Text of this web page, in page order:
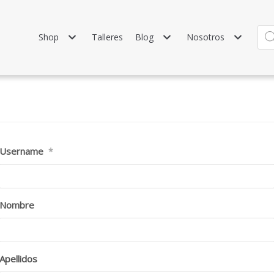
Shop Talleres Blog Nosotros
Username *
Nombre
Apellidos